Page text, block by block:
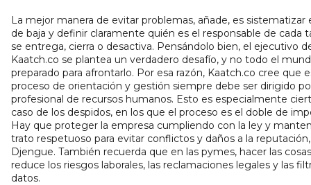
La mejor manera de evitar problemas, añade, es sistematizar
de baja y definir claramente quién es el responsable de cada
se entrega, cierra o desactiva. Pensándolo bien, el ejecutivo
Kaatch.co se plantea un verdadero desafío, y no todo el
preparado para afrontarlo. Por esa razón, Kaatch.co cree que
proceso de orientación y gestión siempre debe ser dirigido
profesional de recursos humanos. Esto es especialmente
caso de los despidos, en los que el proceso es el doble de
Hay que proteger la empresa cumpliendo con la ley y
trato respetuoso para evitar conflictos y daños a la
Djengue. También recuerda que en las pymes, hacer las
reduce los riesgos laborales, las reclamaciones legales y las
datos.